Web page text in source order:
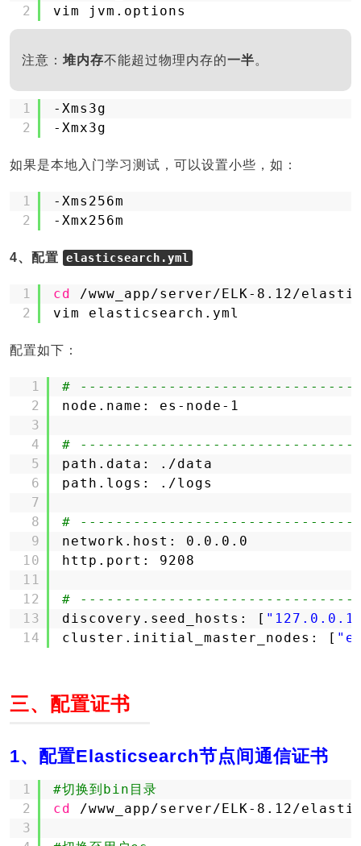
2
vim jvm.options
注意： 堆内存不能超过物理内存的一半。
1
2
-Xms3g
-Xmx3g
如果是本地入门学习测试，可以设置小些，如：
1
2
-Xms256m
-Xmx256m
4、配置 elasticsearch.yml
1
2
cd /www_app/server/ELK-8 .12 /
vim elasticsearch.yml
配置如下：
1
2
3
4
5
6
7
8
9
10
11
12
13
14
#
node.name: es-node-1
#
path.data: . /data
path.logs: . /logs
#
network.host: 0.0.0.0
http.port: 9208
#
discovery.seed_hosts: [
cluster.initial_master_nodes: [
三、配置证书
1、配置Elasticsearch节点间通信证书
1
2
3
#切换到bin目录
cd
/www_app/server/ELK-8 .12/